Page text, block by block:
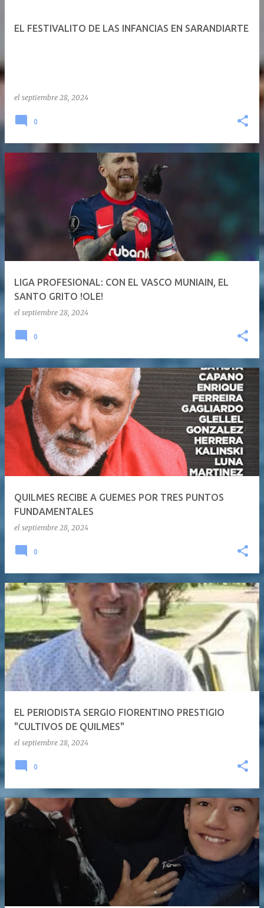
EL FESTIVALITO DE LAS INFANCIAS EN SARANDIARTE
el septiembre 28, 2024
0
LIGA PROFESIONAL: CON EL VASCO MUNIAIN, EL
SANTO GRITO !OLE!
el septiembre 28, 2024
0
QUILMES RECIBE A GUEMES POR TRES PUNTOS
FUNDAMENTALES
el septiembre 28, 2024
0
EL PERIODISTA SERGIO FIORENTINO PRESTIGIO
"CULTIVOS DE QUILMES"
el septiembre 28, 2024
0